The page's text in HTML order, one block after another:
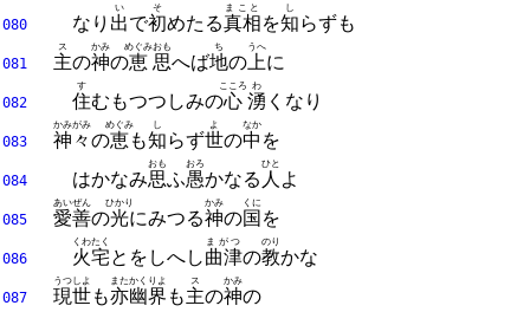
080 なり 出
い
で初
そ
めたる真相
まこと
を知
し
らずも
081 主
ス
の神
かみ
の恵
めぐみ
思
おも
へば地
ち
の 上
うへ
に
082 住
す
むもつつしみの心
こころ
湧
わ
くなり
083 神々
かみがみ
の恵
めぐみ
も知
し
らず世
よ
の中
なか
を
084 はかなみ思
おも
ふ愚
おろ
かなる 人
ひと
よ
085 愛善
あいぜん
の光
ひかり
にみつる神
かみ
の国
くに
を
086 火宅
くわたく
とをしへし曲津
まがつ
の教
のり
かな
087 現世
うつしよ
も亦
また
幽界
かくりよ
も主
ス
の神
かみ
の